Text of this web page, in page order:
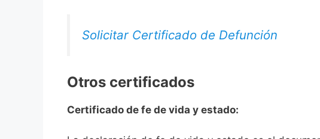
Solicitar Certificado de Defunción
Otros certificados
Certificado de fe de vida y estado: